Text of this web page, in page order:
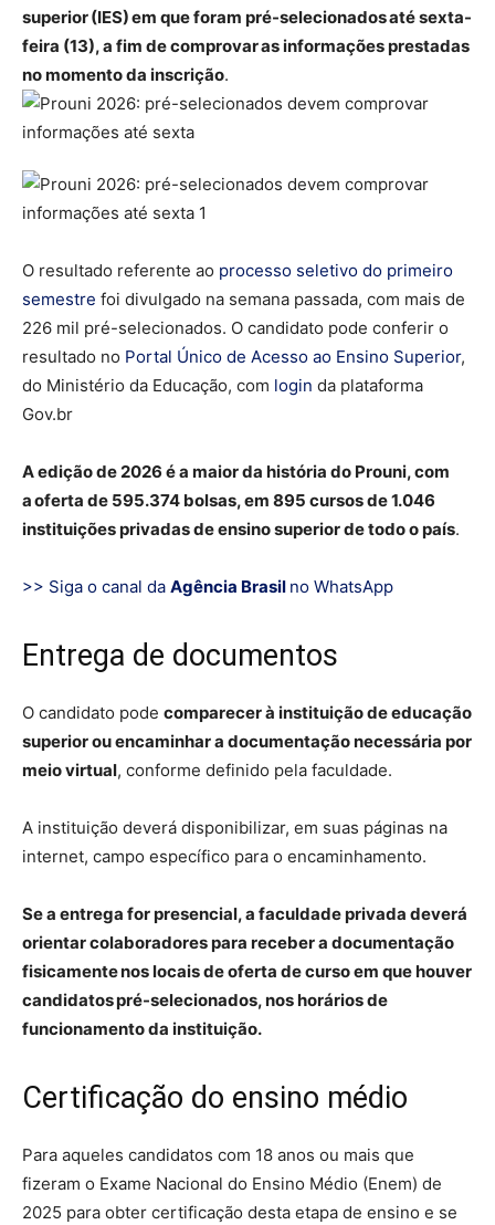
superior (IES) em que foram pré-selecionados até sexta-
feira (13), a fim de comprovar as informações prestadas
no momento da inscrição.
O resultado referente ao processo seletivo do primeiro
semestre foi divulgado na semana passada, com mais de
226 mil pré-selecionados. O candidato pode conferir o
resultado no Portal Único de Acesso ao Ensino Superior,
do Ministério da Educação, com login da plataforma
Gov.br
A edição de 2026 é a maior da história do Prouni, com
a oferta de 595.374 bolsas, em 895 cursos de 1.046
instituições privadas de ensino superior de todo o país.
>> Siga o canal da Agência Brasil no WhatsApp
Entrega de documentos
O candidato pode comparecer à instituição de educação
superior ou encaminhar a documentação necessária por
meio virtual, conforme definido pela faculdade.
A instituição deverá disponibilizar, em suas páginas na
internet, campo específico para o encaminhamento.
Se a entrega for presencial, a faculdade privada deverá
orientar colaboradores para receber a documentação
fisicamente nos locais de oferta de curso em que houver
candidatos pré-selecionados, nos horários de
funcionamento da instituição.
Certificação do ensino médio
Para aqueles candidatos com 18 anos ou mais que
fizeram o Exame Nacional do Ensino Médio (Enem) de
2025 para obter certificação desta etapa de ensino e se